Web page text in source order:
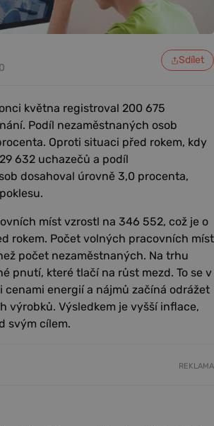
Sdílet
května registroval 200 675
Podíl nezaměstnaných osob
Oproti situaci před rokem, kdy
632 uchazečů a podíl
dosahoval úrovně 3,0 procenta,
míst vzrostl na 346 552, což je o
rokem. Počet volných pracovních míst
počet nezaměstnaných. Na trhu
pnutí, které tlačí na růst mezd. To se v
cenami energií a nájmů začíná odrážet
výrobků. Výsledkem je vyšší inflace,
svým cílem.
REKLAMA